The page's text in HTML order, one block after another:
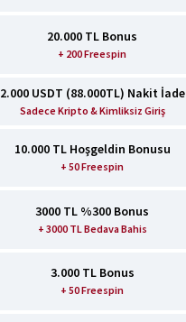
20.000 TL Bonus
+ 200 Freespin
2.000 USDT (88.000TL) Nakit İade
Sadece Kripto & Kimliksiz Giriş
10.000 TL Hoşgeldin Bonusu
+ 50 Freespin
3000 TL %300 Bonus
+ 3000 TL Bedava Bahis
3.000 TL Bonus
+ 50 Freespin